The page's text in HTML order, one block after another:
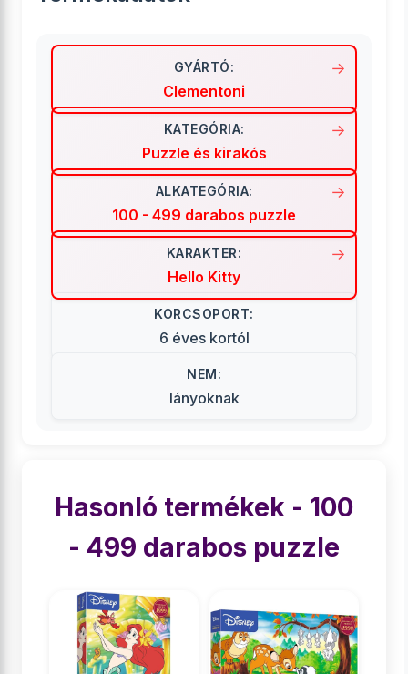
GYÁRTÓ:
Clementoni
KATEGÓRIA:
Puzzle és kirakós
ALKATEGÓRIA:
100 - 499 darabos puzzle
KARAKTER:
Hello Kitty
KORCSOPORT:
6 éves kortól
NEM:
lányoknak
Hasonló termékek - 100
- 499 darabos puzzle